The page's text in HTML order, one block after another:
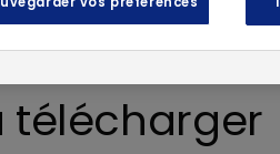
télécharger